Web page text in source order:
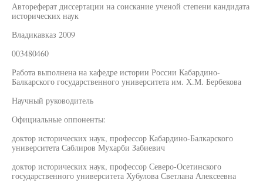
Автореферат диссертации на соискание ученой степени кандидата
исторических наук
Владикавказ 2009
003480460
Работа выполнена на кафедре истории России Кабардино-
Балкарского государственного университета им. Х.М. Бербекова
Научный руководитель
Официальные оппоненты:
доктор исторических наук, профессор Кабардино-Балкарского
университета Саблиров Мухарби Забиевич
доктор исторических наук, профессор Северо-Осетинского
государственного университета Хубулова Светлана Алексеевна